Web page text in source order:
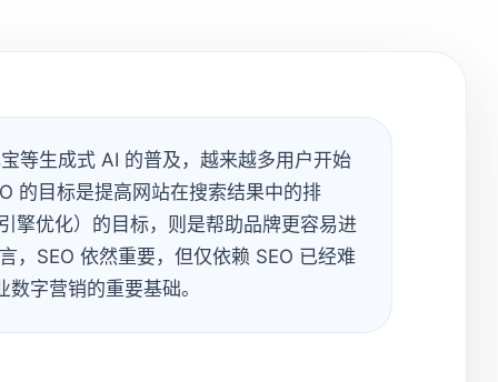
等生成式 AI 的普及，越来越多用户开始
的目标是提高网站在搜索结果中的排
优化）的目标，则是帮助品牌更容易进
，SEO 依然重要，但仅依赖 SEO 已经难
字营销的重要基础。